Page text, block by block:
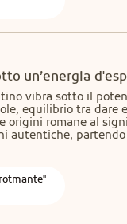
un’energia
vibra sotto il
equilibrio tra dare
origini romane al
autentiche, partendo